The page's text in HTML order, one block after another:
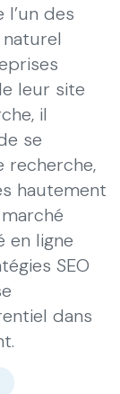
des
leur site
il
se
recherche,
hautement
en ligne
SEO
dans